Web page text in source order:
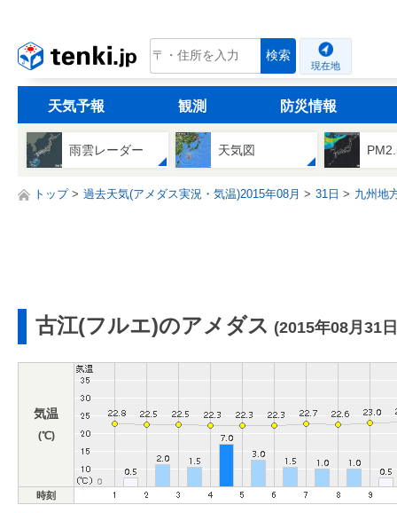
tenki.jp 検索
現在地
天気予報 観測 防災情報
雨雲レーダー 天気図
トップ 過去天気(アメダス実況・気温)2015年08月 31日 九州地
古江(フルエ)のアメダス (2015年08月31
気温
(℃)
時刻